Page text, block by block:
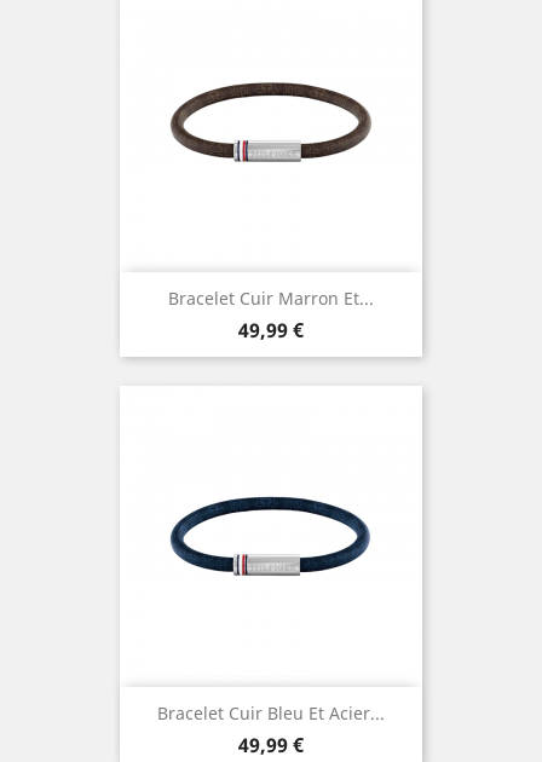
Bracelet Cuir Marron Et...
Prix
49,99 €
Bracelet Cuir Bleu Et Acier...
Prix
49,99 €